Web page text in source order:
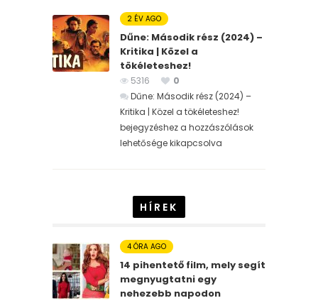
2 ÉV AGO
Dűne: Második rész (2024) –
Kritika | Közel a
tökéleteshez!
5316
0
Dűne: Második rész (2024) –
Kritika | Közel a tökéleteshez!
bejegyzéshez a hozzászólások
lehetősége kikapcsolva
HÍREK
4 ÓRA AGO
14 pihentető film, mely segít
megnyugtatni egy
nehezebb napodon